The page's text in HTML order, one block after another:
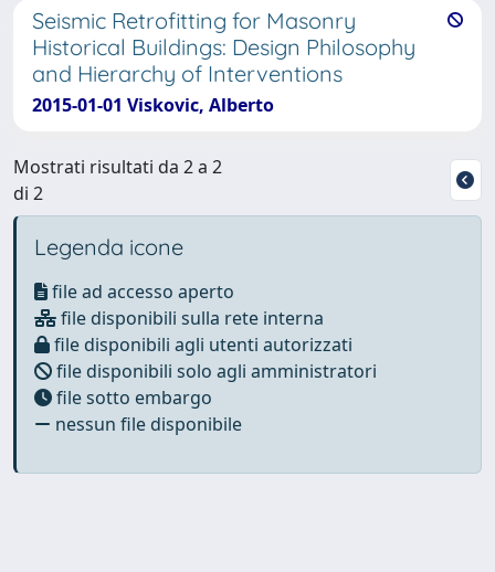
Seismic Retrofitting for Masonry
Historical Buildings: Design Philosophy
and Hierarchy of Interventions
2015-01-01 Viskovic, Alberto
Mostrati risultati da 2 a 2
di 2
Legenda icone
file ad accesso aperto
file disponibili sulla rete interna
file disponibili agli utenti autorizzati
file disponibili solo agli amministratori
file sotto embargo
nessun file disponibile